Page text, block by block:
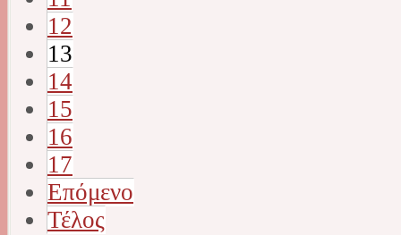
12
13
14
15
16
17
Επόμενο
Τέλος